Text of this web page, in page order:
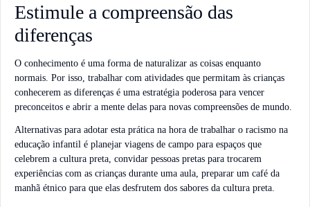
Estimule a compreensão das
diferenças
O conhecimento é uma forma de naturalizar as coisas enquanto
normais. Por isso, trabalhar com atividades que permitam às crianças
conhecerem as diferenças é uma estratégia poderosa para vencer
preconceitos e abrir a mente delas para novas compreensões de mundo.
Alternativas para adotar esta prática na hora de trabalhar o racismo na
educação infantil é planejar viagens de campo para espaços que
celebrem a cultura preta, convidar pessoas pretas para trocarem
experiências com as crianças durante uma aula, preparar um café da
manhã étnico para que elas desfrutem dos sabores da cultura preta.